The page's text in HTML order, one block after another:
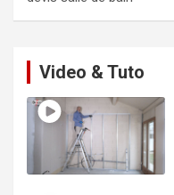
Video & Tuto